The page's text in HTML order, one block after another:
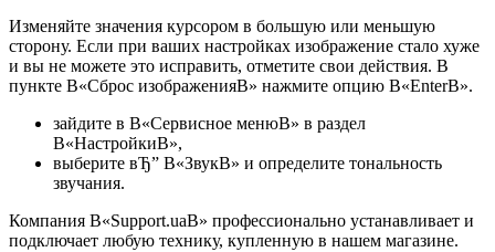
Изменяйте значения курсором в большую или меньшую
сторону. Если при ваших настройках изображение стало хуже
и вы не можете это исправить, отметите свои действия. В
пункте В«Сброс изображенияВ» нажмите опцию В«EnterВ».
зайдите в В«Сервисное менюВ» в раздел
В«НастройкиВ»,
выберите вЂ” В«ЗвукВ» и определите тональность
звучания.
Компания В«Support.uaВ» профессионально устанавливает и
подключает любую технику, купленную в нашем магазине.